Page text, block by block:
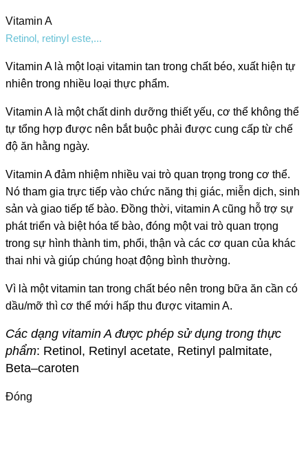
Vitamin A
Retinol, retinyl este,...
Vitamin A là một loại vitamin tan trong chất béo, xuất hiện tự
nhiên trong nhiều loại thực phẩm.
Vitamin A là một chất dinh dưỡng thiết yếu, cơ thể không thể
tự tổng hợp được nên bắt buộc phải được cung cấp từ chế
độ ăn hằng ngày.
Vitamin A đảm nhiệm nhiều vai trò quan trọng trong cơ thể.
Nó tham gia trực tiếp vào chức năng thị giác, miễn dịch, sinh
sản và giao tiếp tế bào. Đồng thời, vitamin A cũng hỗ trợ sự
phát triển và biệt hóa tế bào, đóng một vai trò quan trọng
trong sự hình thành tim, phổi, thận và các cơ quan của khác
thai nhi và giúp chúng hoạt động bình thường.
Vì là một vitamin tan trong chất béo nên trong bữa ăn cần có
dầu/mỡ thì cơ thể mới hấp thu được vitamin A.
Các dạng vitamin A được phép sử dụng trong thực
phẩm: Retinol, Retinyl acetate, Retinyl palmitate,
Beta–caroten
Đóng